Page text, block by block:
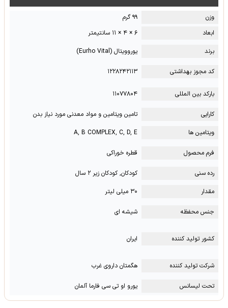
وزن
۹۹ گرم
ابعاد
۶ × ۴ × ۱۱ سانتیمتر
برند
یوروویتال (Eurho Vital)
کد مجوز بهداشتی ۱۲۲۸۲۴۲۱۱۳
بارکد بین المللی ۱۱۰۷۷۸۰۴
کارایی
تامین ویتامین و مواد معدنی مورد نیاز بدن
ویتامین ها
A, B COMPLEX, C, D, E
فرم محصول قطره خوراکی
رده سنی
کودکان, کودکان زیر ۲ سال
مقدار
۳۰ میلی لیتر
جنس محفظه شیشه ای
کشور تولید کننده ایران
شرکت تولید کننده هگمتان داروی غرب
تحت لیسانس یورو او تی سی فارما آلمان